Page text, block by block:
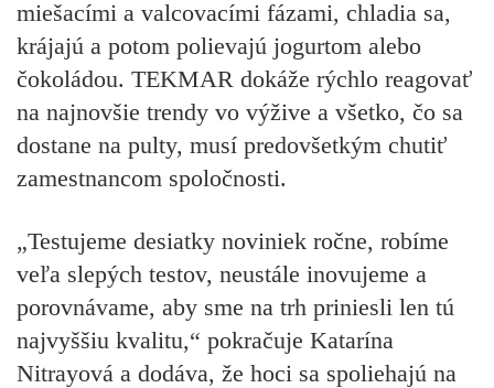
miešacími a valcovacími fázami, chladia sa,
krájajú a potom polievajú jogurtom alebo
čokoládou. TEKMAR dokáže rýchlo reagovať
na najnovšie trendy vo výžive a všetko, čo sa
dostane na pulty, musí predovšetkým chutiť
zamestnancom spoločnosti.
„Testujeme desiatky noviniek ročne, robíme
veľa slepých testov, neustále inovujeme a
porovnávame, aby sme na trh priniesli len tú
najvyššiu kvalitu,“ pokračuje Katarína
Nitrayová a dodáva, že hoci sa spoliehajú na